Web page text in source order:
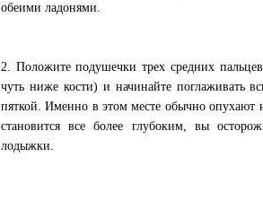
обеими ладонями.
2. Положите подушечки трех средних
чуть ниже кости) и начинайте поглаживать
пяткой. Именно в этом месте обычно опухают
становится все более глубоким, вы
лодыжки.